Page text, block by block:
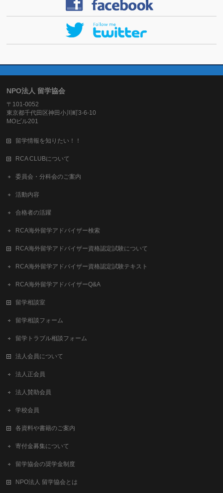
NPO法人 留学協会
〒101-0052
東京都千代田区神田小川町3-6-10
MOビル201
留学情報を知りたい！！
RCA CLUBについて
委員会・分科会のご案内
活動内容
合格者の活躍
RCA海外留学アドバイザー検索
RCA海外留学アドバイザー資格認定試験について
RCA海外留学アドバイザー資格認定試験テキスト
RCA海外留学アドバイザーQ&A
留学相談室
留学相談フォーム
留学トラブル相談フォーム
法人会員について
法人正会員
法人賛助会員
学校会員
各資料や書籍のご案内
寄付金募集について
留学協会の奨学金制度
NPO法人 留学協会とは